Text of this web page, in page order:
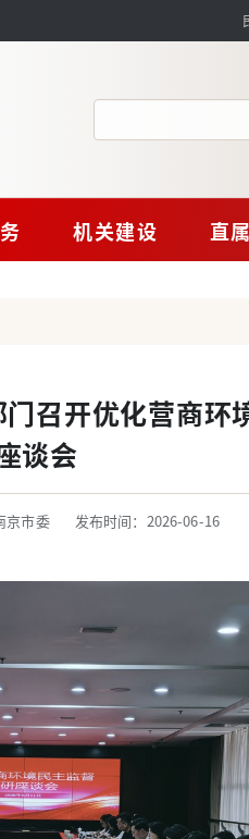
机关建设 直
召开优化营商环
谈会
京市委 发布时间：2026-06-16